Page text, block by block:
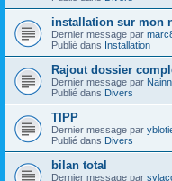
installation sur mon
Dernier message par
Publié dans Installation
Rajout dossier
Dernier message par
Publié dans Divers
TIPP
Dernier message par
Publié dans Divers
bilan total
Dernier message par